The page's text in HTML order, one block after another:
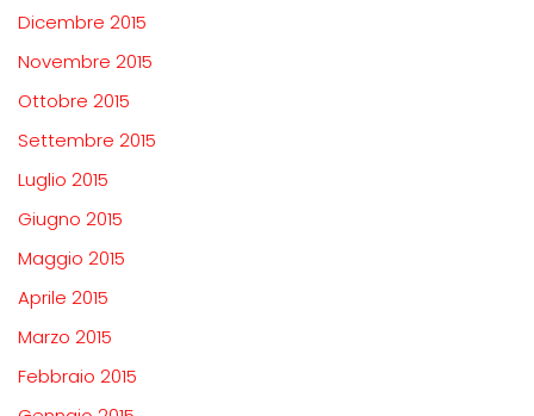
Dicembre 2015
Novembre 2015
Ottobre 2015
Settembre 2015
Luglio 2015
Giugno 2015
Maggio 2015
Aprile 2015
Marzo 2015
Febbraio 2015